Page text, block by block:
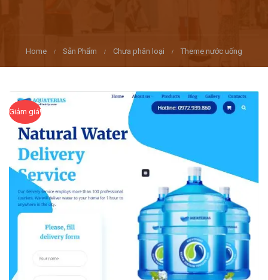
Home Sản Phẩm Chưa phân loại Theme nước uống
Giảm giá!